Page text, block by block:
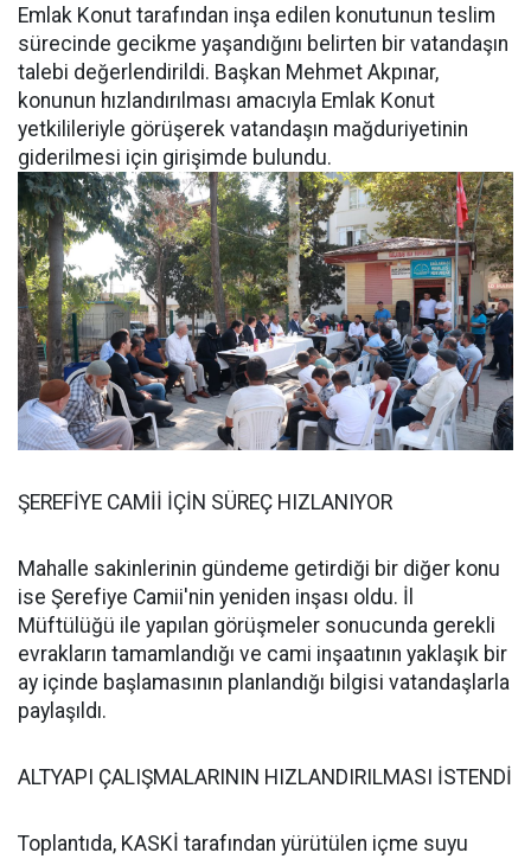
Emlak Konut tarafından inşa edilen konutunun teslim
sürecinde gecikme yaşandığını belirten bir vatandaşın
talebi değerlendirildi. Başkan Mehmet Akpınar,
konunun hızlandırılması amacıyla Emlak Konut
yetkilileriyle görüşerek vatandaşın mağduriyetinin
giderilmesi için girişimde bulundu.
ŞEREFİYE CAMİİ İÇİN SÜREÇ HIZLANIYOR
Mahalle sakinlerinin gündeme getirdiği bir diğer konu
ise Şerefiye Camii'nin yeniden inşası oldu. İl
Müftülüğü ile yapılan görüşmeler sonucunda gerekli
evrakların tamamlandığı ve cami inşaatının yaklaşık bir
ay içinde başlamasının planlandığı bilgisi vatandaşlarla
paylaşıldı.
ALTYAPI ÇALIŞMALARININ HIZLANDIRILMASI İSTENDİ
Toplantıda, KASKİ tarafından yürütülen içme suyu